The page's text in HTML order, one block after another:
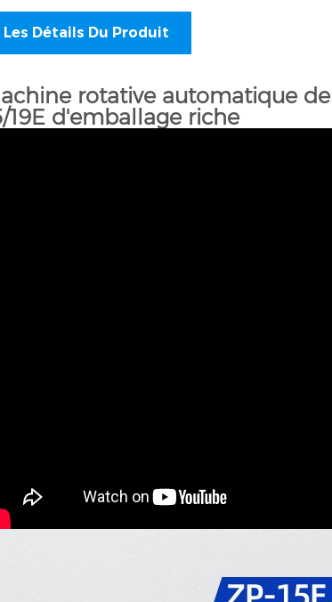
Les Détails Du Produit
rotative automatique
19E d'emballage riche